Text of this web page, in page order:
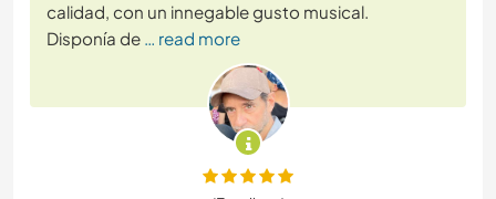
calidad, con un innegable gusto musical.
Disponía de … read more